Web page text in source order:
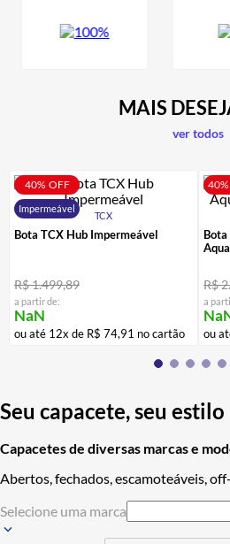
MAIS
ver todos
40% OFF
Impermeável
TCX
Bota TCX Hub Impermeável
R$1.499,89
a partir de:
NaN
ou até 12x de R$ 74,91 no cartão
40%
R$2.
a
ou
Seu capacete, seu estilo
Capacetes de diversas marcas e
Abertos, fechados, escamoteáveis,
Selecione uma marca